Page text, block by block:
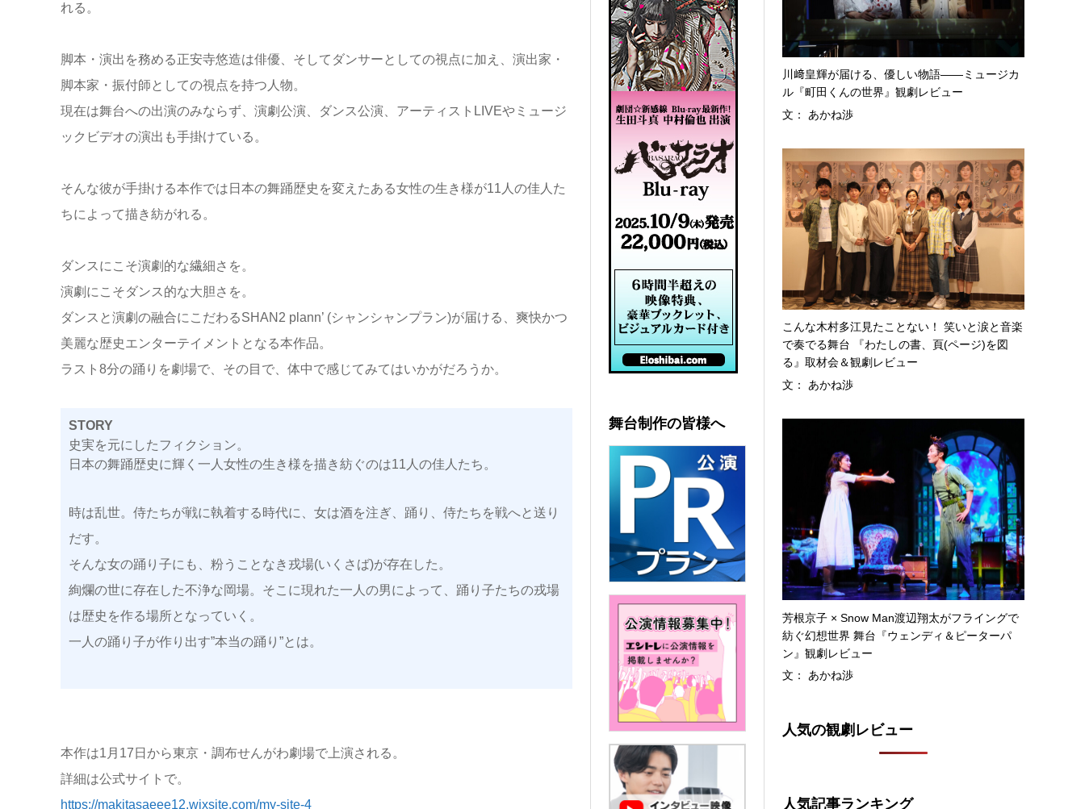
れる。
脚本・演出を務める正安寺悠造は俳優、そしてダンサーとしての視点に加え、演出家・
脚本家・振付師としての視点を持つ人物。
現在は舞台への出演のみならず、演劇公演、ダンス公演、アーティストLIVEやミュージ
ックビデオの演出も手掛けている。
そんな彼が手掛ける本作では日本の舞踊歴史を変えたある女性の生き様が11人の佳人た
ちによって描き紡がれる。
ダンスにこそ演劇的な繊細さを。
演劇にこそダンス的な大胆さを。
ダンスと演劇の融合にこだわるSHAN2 plann’ (シャンシャンプラン)が届ける、爽快かつ
美麗な歴史エンターテイメントとなる本作品。
ラスト8分の踊りを劇場で、その目で、体中で感じてみてはいかがだろうか。
STORY
史実を元にしたフィクション。
日本の舞踊歴史に輝く一人女性の生き様を描き紡ぐのは11人の佳人たち。
時は乱世。侍たちが戦に執着する時代に、女は酒を注ぎ、踊り、侍たちを戦へと送り
だす。
そんな女の踊り子にも、粉うことなき戎場(いくさば)が存在した。
絢爛の世に存在した不浄な岡場。そこに現れた一人の男によって、踊り子たちの戎場
は歴史を作る場所となっていく。
一人の踊り子が作り出す”本当の踊り”とは。
本作は1月17日から東京・調布せんがわ劇場で上演される。
詳細は公式サイトで。
https://makitasaeee12.wixsite.com/my-site-4
川﨑皇輝が届ける、優しい物語――ミュージカ
ル『町田くんの世界』観劇レビュー
文： あかね渉
こんな木村多江見たことない！ 笑いと涙と音楽
で奏でる舞台 『わたしの書、頁(ページ)を図
る』取材会＆観劇レビュー
文： あかね渉
芳根京子 × Snow Man渡辺翔太がフライングで
紡ぐ幻想世界 舞台『ウェンディ＆ピーターパ
ン』観劇レビュー
文： あかね渉
人気の観劇レビュー
人気記事ランキング
舞台制作の皆様へ